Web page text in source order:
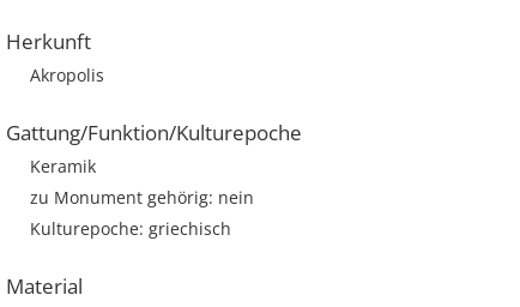
Herkunft
Akropolis
Gattung/Funktion/Kulturepoche
Keramik
zu Monument gehörig: nein
Kulturepoche: griechisch
Material